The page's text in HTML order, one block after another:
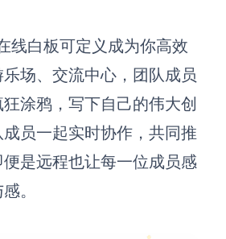
线白板可定义成为你高效
场、交流中心，团队成员
涂鸦，写下自己的伟大创
员一起实时协作，共同推
是远程也让每一位成员感
。